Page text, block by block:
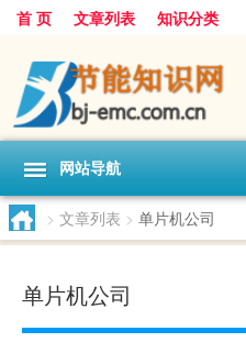
首 页 文章列表 知识分类
网站导航
> 文章列表 > 单片机公司
单片机公司